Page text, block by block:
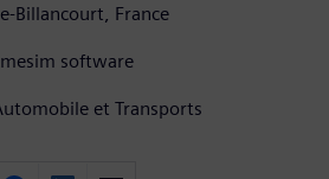
Billancourt, France
software
et Transports